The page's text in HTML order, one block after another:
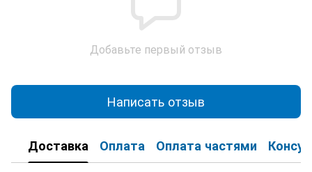
Добавьте первый отзыв
Написать отзыв
Доставка Оплата Оплата частями